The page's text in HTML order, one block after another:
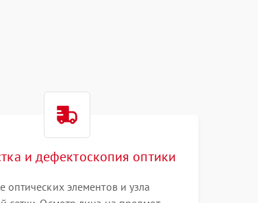
Подробнее →
и дефектоскопия оптики
оптических элементов и узла